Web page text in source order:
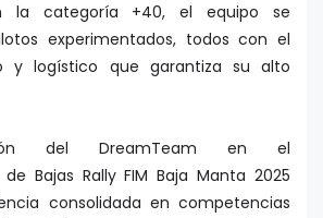
la categoría +40, el equipo se
experimentados, todos con el
y logístico que garantiza su alto
del DreamTeam en el
Bajas Rally FIM Baja Manta 2025
consolidada en competencias